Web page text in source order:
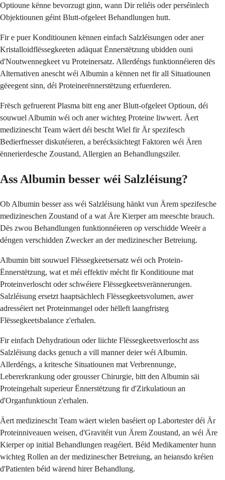
Optioune kënne bevorzugt ginn, wann Dir reliéis oder perséinlech
Objektiounen géint Blutt-ofgeleet Behandlungen hutt.
Fir e puer Konditiounen kënnen einfach Salzléisungen oder aner
Kristalloidflëssegkeeten adäquat Ënnerstëtzung ubidden ouni
d'Noutwennegkeet vu Proteinersatz. Allerdéngs funktionnéieren dës
Alternativen anescht wéi Albumin a kënnen net fir all Situatiounen
gëeegent sinn, déi Proteinerënnerstëtzung erfuerderen.
Frësch gefruerent Plasma bitt eng aner Blutt-ofgeleet Optioun, déi
souwuel Albumin wéi och aner wichteg Proteine liwwert. Äert
medizinescht Team wäert déi bescht Wiel fir Är spezifesch
Bedierfnesser diskutéieren, a berécksiichtegt Faktoren wéi Ären
ënnerierdesche Zoustand, Allergien an Behandlungsziler.
Ass Albumin besser wéi Salzléisung?
Ob Albumin besser ass wéi Salzléisung hänkt vun Ärem spezifesche
medizineschen Zoustand of a wat Äre Kierper am meeschte brauch.
Dës zwou Behandlungen funktionnéieren op verschidde Weeër a
déngen verschidden Zwecker an der medizinescher Betreiung.
Albumin bitt souwuel Flëssegkeetsersatz wéi och Protein-
Ënnerstëtzung, wat et méi effektiv mécht fir Konditioune mat
Proteinverloscht oder schwéiere Flëssegkeetsverännerungen.
Salzléisung ersetzt haaptsächlech Flëssegkeetsvolumen, awer
adresséiert net Proteinmangel oder hëlleft laangfristeg
Flëssegkeetsbalance z'erhalen.
Fir einfach Dehydratioun oder liichte Flëssegkeetsverloscht ass
Salzléisung dacks genuch a vill manner deier wéi Albumin.
Allerdéngs, a kritesche Situatiounen mat Verbrennunge,
Lebererkrankung oder grousser Chirurgie, bitt den Albumin säi
Proteingehalt superieur Ënnerstëtzung fir d'Zirkulatioun an
d'Organfunktioun z'erhalen.
Äert medizinescht Team wäert wielen baséiert op Labortester déi Är
Proteinniveauen weisen, d'Gravitéit vun Ärem Zoustand, an wéi Äre
Kierper op initial Behandlungen reagéiert. Béid Medikamenter hunn
wichteg Rollen an der medizinescher Betreiung, an heiansdo kréien
d'Patienten béid wärend hirer Behandlung.